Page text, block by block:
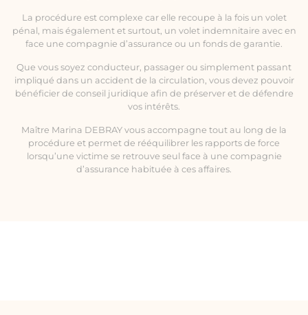
La procédure est complexe car elle recoupe à la fois un volet
pénal, mais également et surtout, un volet indemnitaire avec en
face une compagnie d’assurance ou un fonds de garantie.
Que vous soyez conducteur, passager ou simplement passant
impliqué dans un accident de la circulation, vous devez pouvoir
bénéficier de conseil juridique afin de préserver et de défendre
vos intérêts.
Maître Marina DEBRAY vous accompagne tout au long de la
procédure et permet de rééquilibrer les rapports de force
lorsqu’une victime se retrouve seul face à une compagnie
d’assurance habituée à ces affaires.